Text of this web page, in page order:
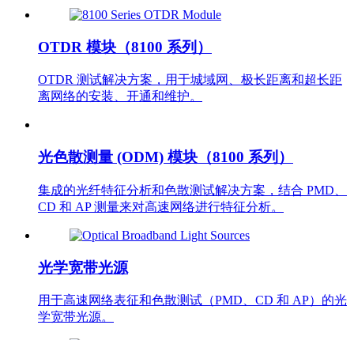
OTDR 模块（8100 系列）
OTDR 测试解决方案，用于城域网、极长距离和超长距
离网络的安装、开通和维护。
光色散测量 (ODM) 模块（8100 系列）
集成的光纤特征分析和色散测试解决方案，结合 PMD、
CD 和 AP 测量来对高速网络进行特征分析。
光学宽带光源
用于高速网络表征和色散测试（PMD、CD 和 AP）的光
学宽带光源。